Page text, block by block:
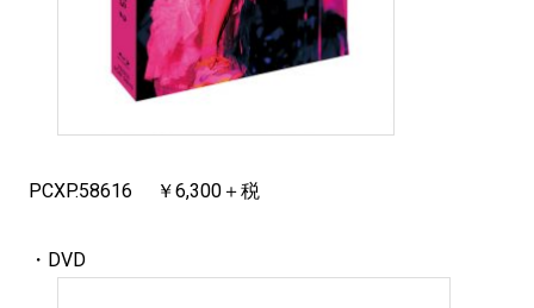
PCXP.58616 ￥6,300＋税
・DVD